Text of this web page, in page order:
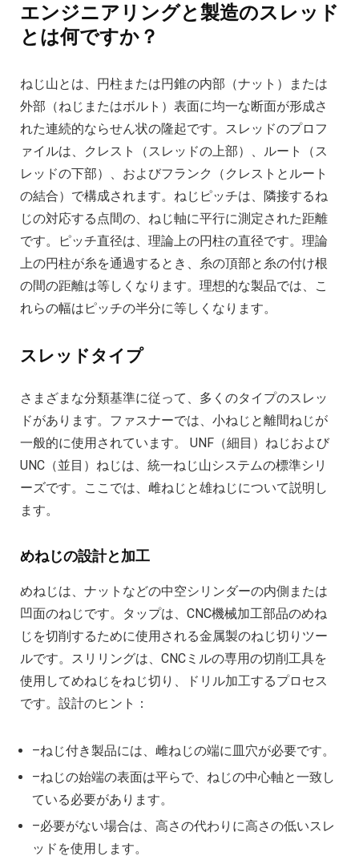
エンジニアリングと製造のスレッド
とは何ですか？
ねじ山とは、円柱または円錐の内部（ナット）または
外部（ねじまたはボルト）表面に均一な断面が形成さ
れた連続的ならせん状の隆起です。スレッドのプロフ
ァイルは、クレスト（スレッドの上部）、ルート（ス
レッドの下部）、およびフランク（クレストとルート
の結合）で構成されます。ねじピッチは、隣接するね
じの対応する点間の、ねじ軸に平行に測定された距離
です。ピッチ直径は、理論上の円柱の直径です。理論
上の円柱が糸を通過するとき、糸の頂部と糸の付け根
の間の距離は等しくなります。理想的な製品では、こ
れらの幅はピッチの半分に等しくなります。
スレッドタイプ
さまざまな分類基準に従って、多くのタイプのスレッ
ドがあります。ファスナーでは、小ねじと離間ねじが
一般的に使用されています。 UNF（細目）ねじおよび
UNC（並目）ねじは、統一ねじ山システムの標準シリ
ーズです。ここでは、雌ねじと雄ねじについて説明し
ます。
めねじの設計と加工
めねじは、ナットなどの中空シリンダーの内側または
凹面のねじです。タップは、CNC機械加工部品のめね
じを切削するために使用される金属製のねじ切りツー
ルです。スリリングは、CNCミルの専用の切削工具を
使用してめねじをねじ切り、ドリル加工するプロセス
です。設計のヒント：
–ねじ付き製品には、雌ねじの端に皿穴が必要です。
–ねじの始端の表面は平らで、ねじの中心軸と一致し
ている必要があります。
–必要がない場合は、高さの代わりに高さの低いスレ
ッドを使用します。